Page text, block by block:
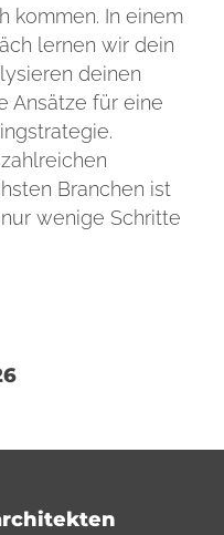
kommen. In einem
lernen wir dein
deinen
Ansätze für eine
Branchen ist
wenige Schritte